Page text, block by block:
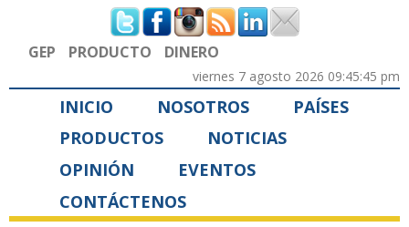
Formulario de búsqueda
GEP PRODUCTO DINERO
viernes 7 agosto 2026 09:45:45 pm
INICIO NOSOTROS
PAÍSES
PRODUCTOS
NOTICIAS
OPINIÓN
EVENTOS
CONTÁCTENOS